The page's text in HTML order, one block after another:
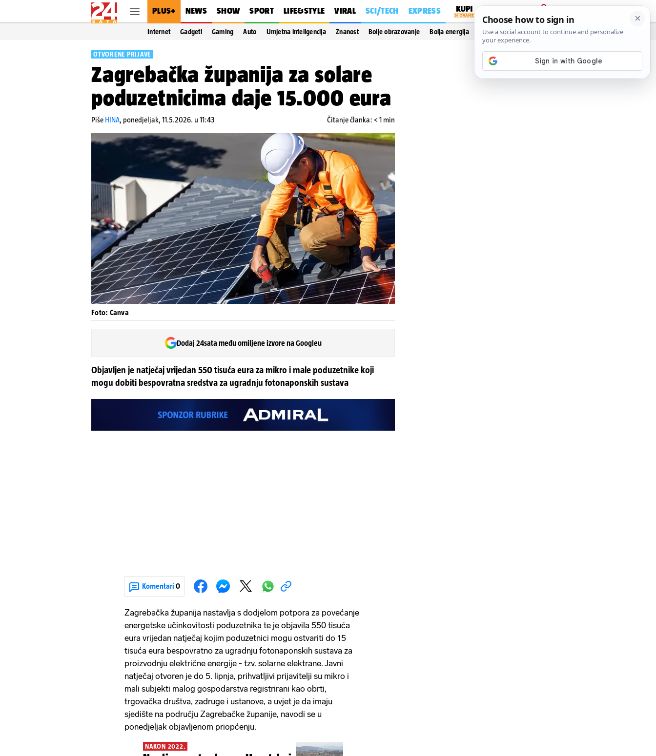
PLUS+ NEWS SHOW SPORT LIFE&STYLE VIRAL SCI/TECH EXPRESS
PRIJAVA
Internet Gadgeti Gaming Auto Umjetna inteligencija Znanost Bolje obrazovanje Bolja energija Vidi još…
OTVORENE PRIJAVE
Zagrebačka županija za solare
poduzetnicima daje 15.000 eura
Piše HINA, ponedjeljak, 11.5.2026. u 11:43 Čitanje članka: < 1 min
Foto: Canva
Dodaj 24sata među omiljene izvore na Googleu
Objavljen je natječaj vrijedan 550 tisuća eura za mikro i male poduzetnike koji
mogu dobiti bespovratna sredstva za ugradnju fotonaponskih sustava
Komentari 0
Zagrebačka županija nastavlja s dodjelom potpora za povećanje
energetske učinkovitosti poduzetnika te je objavila 550 tisuća
eura vrijedan natječaj kojim poduzetnici mogu ostvariti do 15
tisuća eura bespovratno za ugradnju fotonaponskih sustava za
proizvodnju električne energije - tzv. solarne elektrane. Javni
natječaj otvoren je do 5. lipnja, prihvatljivi prijavitelji su mikro i
mali subjekti malog gospodarstva registrirani kao obrti,
trgovačka društva, zadruge i ustanove, a uvjet je da imaju
sjedište na području Zagrebačke županije, navodi se u
ponedjeljak objavljenom priopćenju.
NAKON 2022.